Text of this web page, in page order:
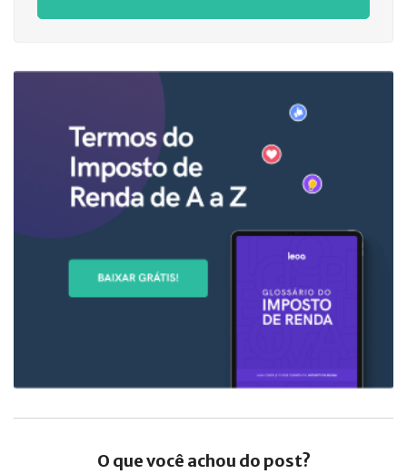
O que você achou do post?